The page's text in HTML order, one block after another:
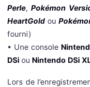
Perle, Pokémon
HeartGold ou
fourni)
• Une console
DSi ou Nintendo DSi
Lors de